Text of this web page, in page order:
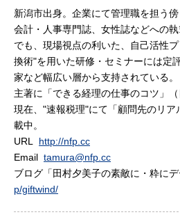
新潟市出身。企業にて管理職を担う
会計・人事専門誌、女性誌などへの
でも、現場視点の利いた、自己活性
換術"を用いた研修・セミナーには定
家など幅広い層から支持されている。
主著に「できる経理の仕事のコツ」（
現在、"速報税理"にて「顧問先のリア
載中。
URL http://nfp.cc
Email tamura@nfp.cc
ブログ「田村夕美子の素敵に・粋に
p/giftwind/